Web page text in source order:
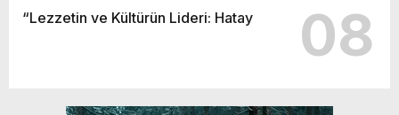
“Lezzetin ve Kültürün Lideri: Hatay 08